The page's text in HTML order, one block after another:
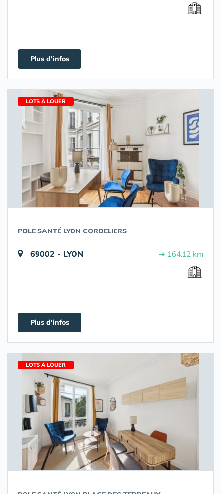
Plus d'infos
LOTS À LOUER
POLE SANTÉ LYON CORDELIERS
69002 - LYON ➔ 164.12 km
Plus d'infos
LOTS À LOUER